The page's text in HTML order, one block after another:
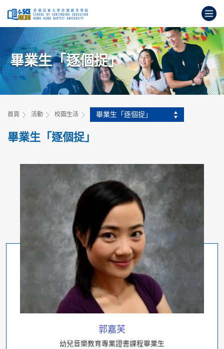
容
打
要
內
容
畢業生「逐個捉」
首頁 活動 校園生活 畢業生「逐個捉」
畢業生「逐個捉」
郭嘉芙
幼兒音樂教育專業證書課程畢業生